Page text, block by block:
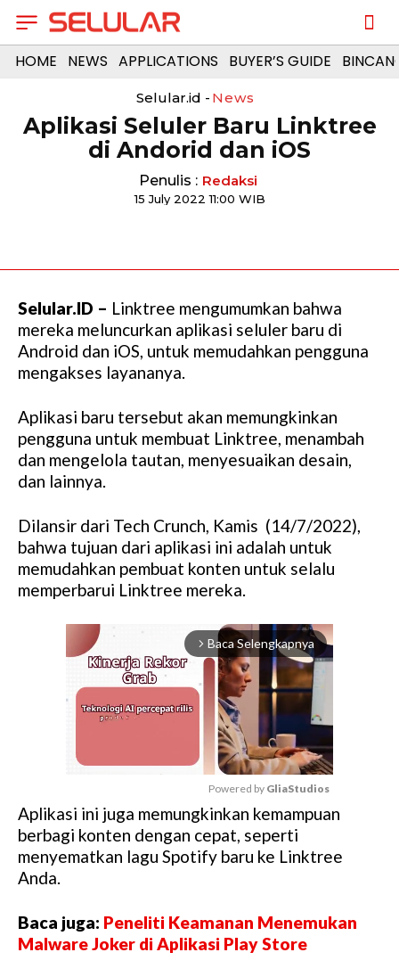
HOME NEWS APPLICATIONS BUYER’S GUIDE
Selular.id - News
Aplikasi Seluler Baru Linktree
di Andorid dan iOS
Penulis : Redaksi
15 July 2022 11:00 WIB
Selular.ID – Linktree mengumumkan bahwa
mereka meluncurkan aplikasi seluler baru di
Android dan iOS, untuk memudahkan pengguna
mengakses layananya.
Aplikasi baru tersebut akan memungkinkan
pengguna untuk membuat Linktree, menambah
dan mengelola tautan, menyesuaikan desain,
dan lainnya.
Dilansir dari Tech Crunch, Kamis (14/7/2022),
bahwa tujuan dari aplikasi ini adalah untuk
memudahkan pembuat konten untuk selalu
memperbarui Linktree mereka.
arrow_forward_ios Baca Selengkapnya
M
u
t
Powered by GliaStudios
Aplikasi ini juga memungkinkan kemampuan
berbagi konten dengan cepat, seperti
menyematkan lagu Spotify baru ke Linktree
Anda.
Baca juga: Peneliti Keamanan Menemukan
Malware Joker di Aplikasi Play Store